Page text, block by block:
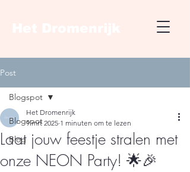
Post
Blogspot
Blog
Blogspot
Laat jouw feestje stralen met
onze NEON Party! 🌟🎉
Het Dromenrijk
9 mrt 2025 1 minuten om te lezen